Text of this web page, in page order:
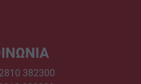
382300